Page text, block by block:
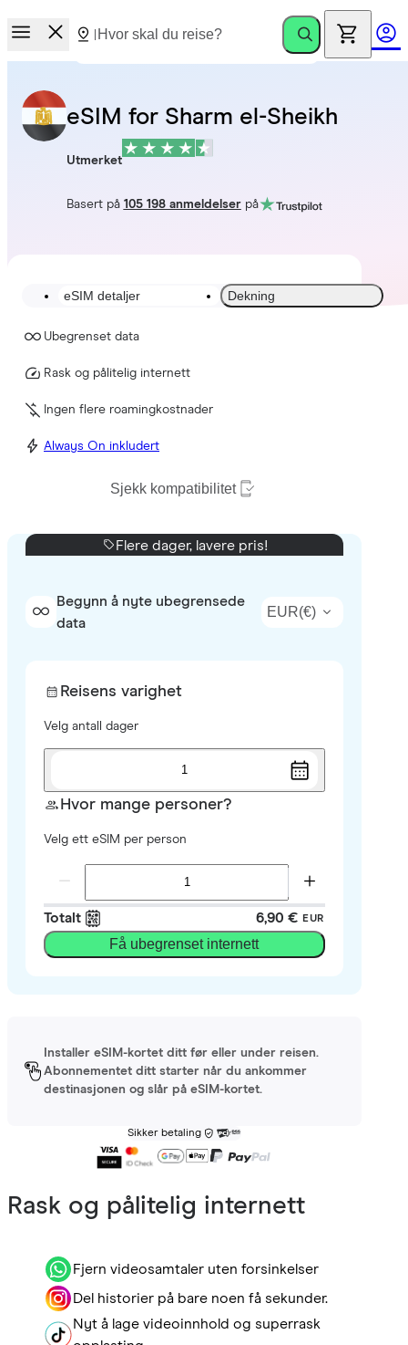
eSIM for Sharm el-Sheikh
Utmerket
Basert på 105 198 anmeldelserpå
eSIM detaljer Dekning
Ubegrenset data
Rask og pålitelig internett
Ingen flere roamingkostnader
Always On inkludert
Sjekk kompatibilitet
Flere dager, lavere pris!
Begynn å nyte ubegrensede
data
EUR(€)
Reisens varighet
Velg antall dager
1
Hvor mange personer?
Velg ett eSIM per person
Totalt 6,90 € EUR
Få ubegrenset internett
Installer eSIM-kortet ditt før eller under reisen.
Abonnementet ditt starter når du ankommer
destinasjonen og slår på eSIM-kortet.
Sikker betaling
Rask og pålitelig internett
Fjern videosamtaler uten forsinkelser
Del historier på bare noen få sekunder.
Nyt å lage videoinnhold og superrask